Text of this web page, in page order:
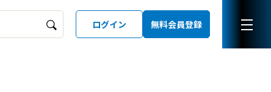
ログイン 無料会員登録